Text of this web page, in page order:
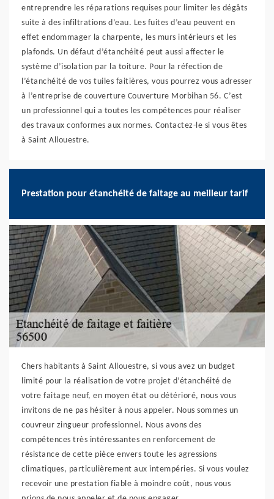
entreprendre les réparations requises pour limiter les dégâts
suite à des infiltrations d’eau. Les fuites d’eau peuvent en
effet endommager la charpente, les murs intérieurs et les
plafonds. Un défaut d’étanchéité peut aussi affecter le
système d’isolation par la toiture. Pour la réfection de
l’étanchéité de vos tuiles faitières, vous pourrez vous adresser
à l’entreprise de couverture Couverture Morbihan 56. C’est
un professionnel qui a toutes les compétences pour réaliser
des travaux conformes aux normes. Contactez-le si vous êtes
à Saint Allouestre.
Prestation pour étanchéité de faitage au meilleur tarif
Chers habitants à Saint Allouestre, si vous avez un budget
limité pour la réalisation de votre projet d’étanchéité de
votre faitage neuf, en moyen état ou détérioré, nous vous
invitons de ne pas hésiter à nous appeler. Nous sommes un
couvreur zingueur professionnel. Nous avons des
compétences très intéressantes en renforcement de
résistance de cette pièce envers toute les agressions
climatiques, particulièrement aux intempéries. Si vous voulez
recevoir une prestation fiable à moindre coût, nous vous